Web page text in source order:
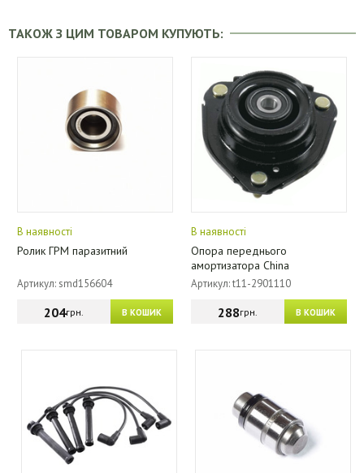
ТАКОЖ З ЦИМ ТОВАРОМ КУПУЮТЬ:
В наявності
Ролик ГРМ паразитний
Артикул: smd156604
В КОШИК
204грн.
В наявності
Опора переднього
амортизатора China
Артикул: t11-2901110
В КОШИК
288грн.